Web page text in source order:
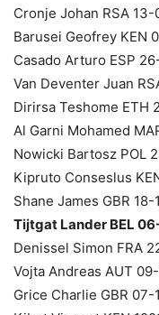
Cronje Johan RSA
Barusei Geofrey KEN
Casado Arturo ESP
Van Deventer Juan
Dirirsa Teshome ETH
Al Garni Mohamed
Nowicki Bartosz POL
Kipruto Conseslus
Shane James GBR
Tijtgat Lander BEL
Denissel Simon FRA
Vojta Andreas AUT
Grice Charlie GBR 07-